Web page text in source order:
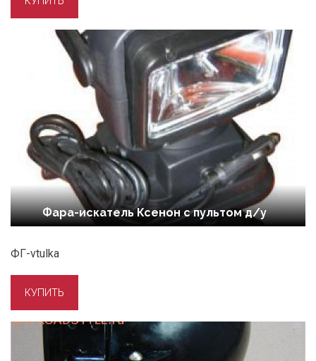
Фара-искатель Ксенон с пультом д/у
ФГ-vtulka